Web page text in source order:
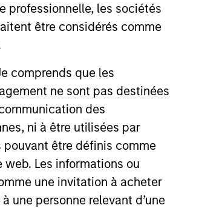
professionnelle, les sociétés
être considérés comme
comprends que les
ne sont pas destinées
des
ni à être utilisées par
être définis comme
Les informations ou
une invitation à acheter
une personne relevant d’une
mentioned
and service marks
approved by
hyperlinks to you
verification or
contained on the site